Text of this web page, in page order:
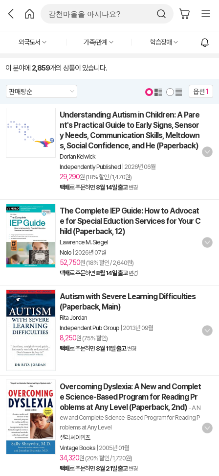
외국도서 가족/관계 학습장애
이 분야에 2,859개의 상품이 있습니다.
옵션1
Understanding Autism in Children: A Pare
nt's Practical Guide to Early Signs, Sensor
y Needs, Communication Skills, Meltdown
s, Social Confidence, and He (Paperback)
Dorian Kelwick
Independently Published 2026년 06월
29,290원 (18% 할인 / 1,470원)
택배로 주문하면 8월 14일 출고 변경
The Complete IEP Guide: How to Advocat
e for Special Eduction Services for Your C
hild (Paperback, 12)
Lawrence M. Siegel
Nolo 2026년 07월
52,750원 (18% 할인 / 2,640원)
택배로 주문하면 8월 14일 출고 변경
Autism with Severe Learning Difficulties
(Paperback, Main)
Rita Jordan
Independent Pub Group 2013년 09월
8,250원 (75% 할인)
택배로 주문하면 8월 11일 출고 변경
Overcoming Dyslexia: A New and Complet
e Science-Based Program for Reading Pr
oblems at Any Level (Paperback, 2nd) - A N
ew and Complete Science-Based Program for Reading P
roblems at Any Level
샐리 셰이위츠
Vintage Books 2005년 01월
34,320원 (20% 할인 / 1,720원)
택배로 주문하면 8월 21일 출고 변경